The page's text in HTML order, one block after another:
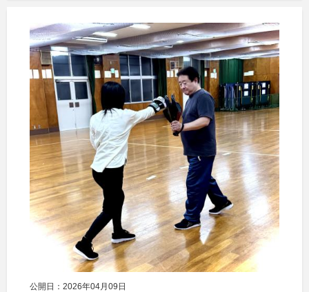
公開日：2026年04月09日